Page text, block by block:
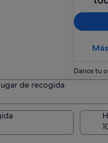
Danos tu
Islas
de recogida
de recogida